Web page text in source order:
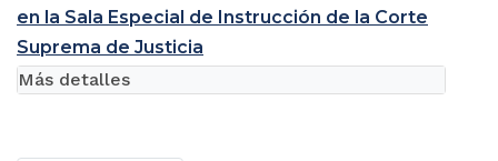
en la Sala Especial de Instrucción de la Corte
Suprema de Justicia
Más detalles